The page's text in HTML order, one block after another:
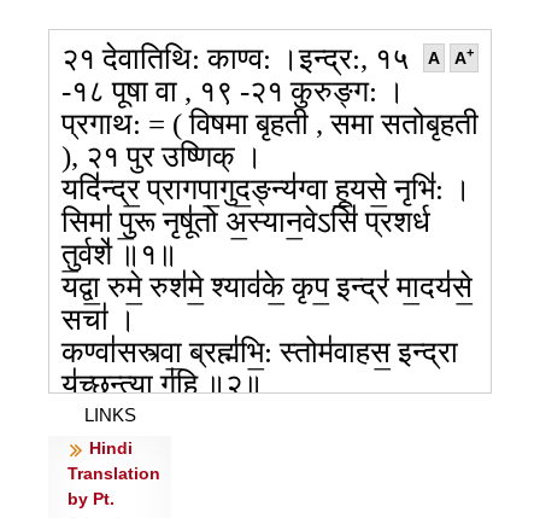
A A+
२१ देवातिथि: काण्व: ।इन्द्र:, १५
-१८ पूषा वा , १९ -२१ कुरुङ्ग: ।
प्रगाथ: = ( विषमा बृहती , समा सतोबृहती
), २१ पुर उष्णिक् ।
यदि॑न्द्र॒ प्रागपा॒गुद॒ङ्न्य॑ग्वा हू॒यसे॒ नृभि॑: ।
सिमा॑ पु॒रू नृषू॑तो अ॒स्यान॒वेऽसि॑ प्रशर्ध
तु॒र्वशे॑ ॥१॥
यद्वा॒ रुमे॒ रुश॑मे॒ श्याव॑के॒ कृप॒ इन्द्र॑ मा॒दय॑से॒
सचा॑ ।
कण्वा॑सस्त्वा॒ ब्रह्म॑भि॒: स्तोम॑वाहस॒ इन्द्रा
य॑च्छ॒न्त्या ग॑हि ॥२॥
यथा॑ गौ॒रो अ॒पा कृ॒तं तृष्य॒न्नेत्यवेरि॑णम् ।
आ॒पि॒त्वे न॑: प्रपि॒त्वे तूय॒मा ग॑हि॒ कण्वे॑षु॒ सु
सचा॒ पिब॑ ॥३॥
LINKS
Hindi
Translation
by Pt.